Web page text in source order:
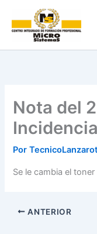
contenido
Nota del
Por
Se le cambia el
ANTERIOR